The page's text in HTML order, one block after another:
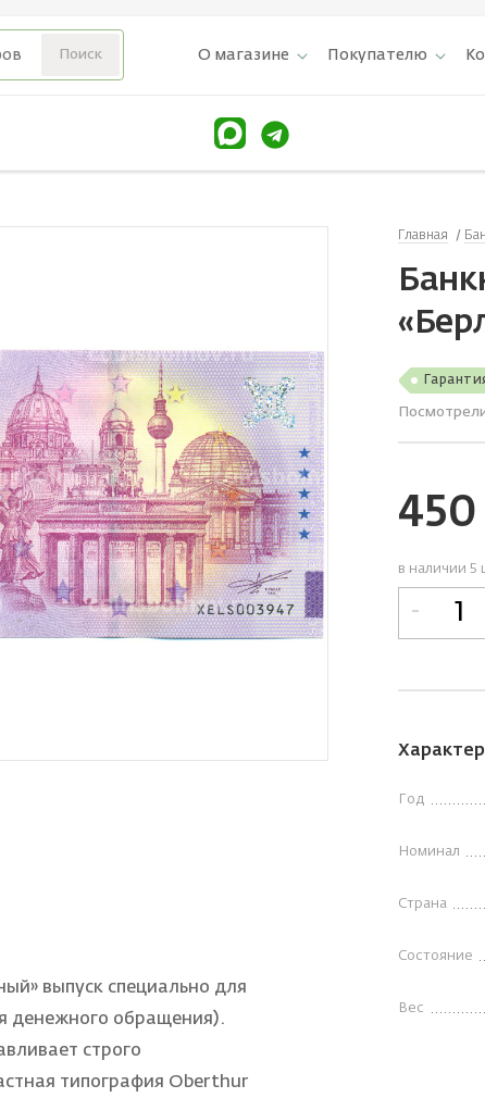
О магазине Покупателю
выпуск специально для
денежного обращения).
строго
типография Oberthur
Главная
450
в наличии 5
-
Год
Номинал
Страна
Состояние
Вес